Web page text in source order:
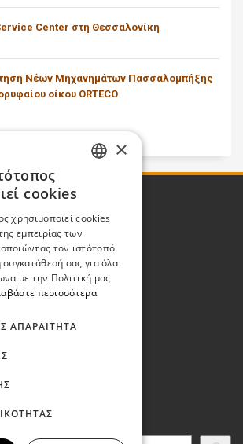
Center στη Θεσσαλονίκη
Νέων Μηχανημάτων Πασσαλομπήξης
οίκου ORTECO
Α.Ε.
Κηφισιά
×
cookies
χρησιμοποιεί cookies
εμπειρίας των
τον ιστότοπό
σας για όλα
με την Πολιτική μας
περισσότερα
ΑΠΑΡΑΊΤΗΤΑ